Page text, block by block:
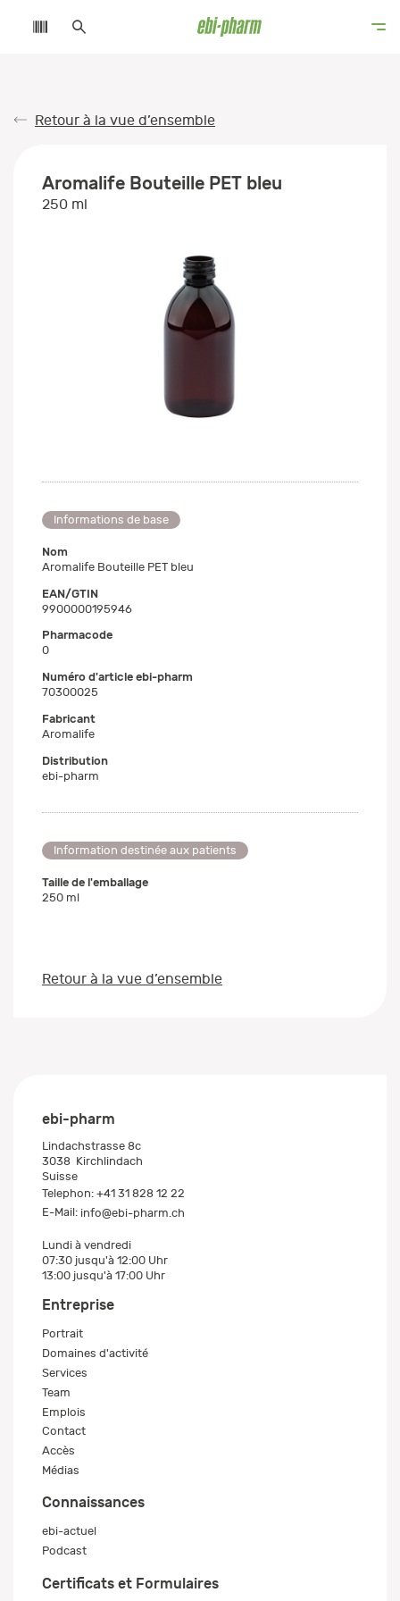
Retour à la vue d’ensemble
Aromalife Bouteille PET bleu
250 ml
Informations de base
Nom
Aromalife Bouteille PET bleu
EAN/GTIN
9900000195946
Pharmacode
0
Numéro d'article ebi-pharm
70300025
Fabricant
Aromalife
Distribution
ebi-pharm
Information destinée aux patients
Taille de l'emballage
250 ml
Retour à la vue d’ensemble
ebi-pharm
Lindachstrasse 8c
3038 Kirchlindach
Suisse
Telephon: +41 31 828 12 22
E-Mail: info@ebi-pharm.ch
Lundi à vendredi
07:30 jusqu'à 12:00 Uhr
13:00 jusqu'à 17:00 Uhr
Entreprise
Portrait
Domaines d'activité
Services
Team
Emplois
Contact
Accès
Médias
Connaissances
ebi-actuel
Podcast
Certificats et Formulaires